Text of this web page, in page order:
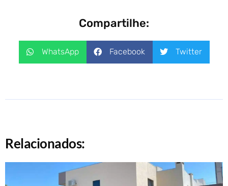
Compartilhe:
WhatsApp Facebook Twitter
Relacionados: